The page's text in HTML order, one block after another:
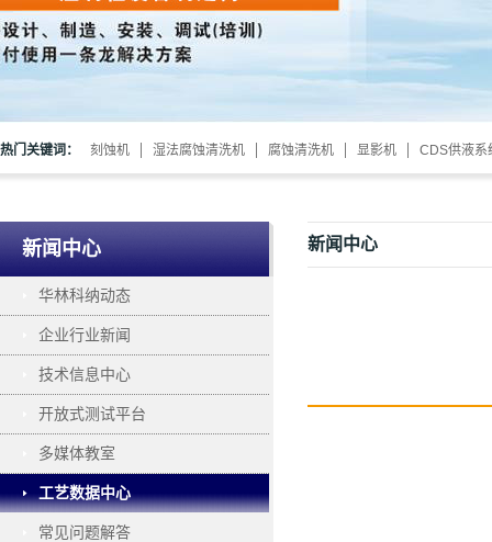
热门关键词： 刻蚀机 湿法腐蚀清洗机 腐蚀清洗机 显影机 CDS供液系
新闻中心
华林科纳动态
企业行业新闻
技术信息中心
开放式测试平台
多媒体教室
工艺数据中心
常见问题解答
新闻中心